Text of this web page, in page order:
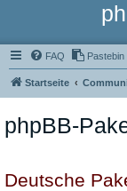
FAQ Pastebin
Startseite
phpBB-
Deutsche